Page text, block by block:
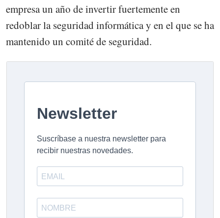
empresa un año de invertir fuertemente en
redoblar la seguridad informática y en el que se ha
mantenido un comité de seguridad.